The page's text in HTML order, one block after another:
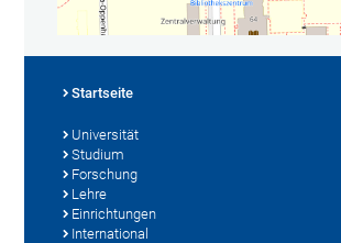
Startseite
Universität
Studium
Forschung
Lehre
Einrichtungen
International